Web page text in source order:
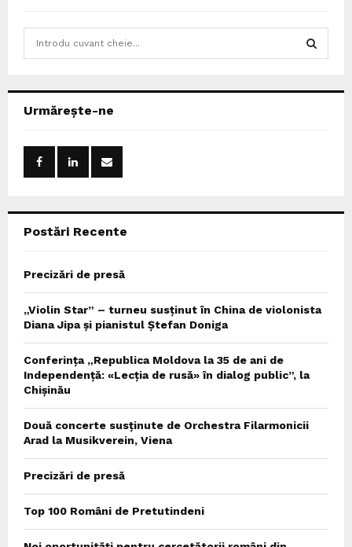
h
Urmărește-ne
Postări Recente
Precizări de presă
„Violin Star” – turneu susținut în China de violonista
Diana Jipa și pianistul Ștefan Doniga
Conferința „Republica Moldova la 35 de ani de
Independență: «Lecția de rusă» în dialog public”, la
Chișinău
Două concerte susținute de Orchestra Filarmonicii
Arad la Musikverein, Viena
Precizări de presă
Top 100 Români de Pretutindeni